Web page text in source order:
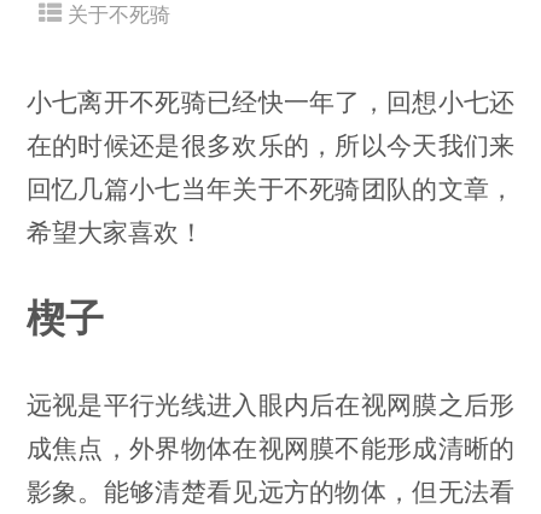
关于不死骑
小七离开不死骑已经快一年了，回想小七还
在的时候还是很多欢乐的，所以今天我们来
回忆几篇小七当年关于不死骑团队的文章，
希望大家喜欢！
楔子
远视是平行光线进入眼内后在视网膜之后形
成焦点，外界物体在视网膜不能形成清晰的
影象。能够清楚看见远方的物体，但无法看